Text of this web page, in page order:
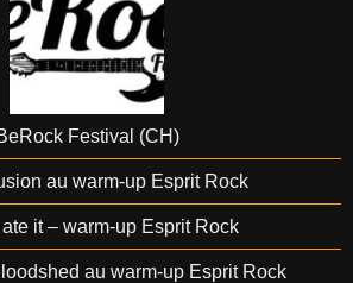
Festival (CH)
au warm-up Esprit Rock
it – warm-up Esprit Rock
au warm-up Esprit Rock